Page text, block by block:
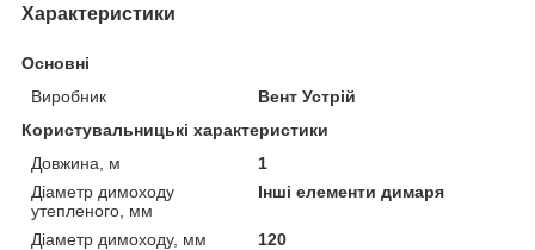
Характеристики
Основні
Виробник
Вент Устрій
Користувальницькі характеристики
Довжина, м
1
Діаметр димоходу
утепленого, мм
Інші елементи димаря
Діаметр димоходу, мм
120